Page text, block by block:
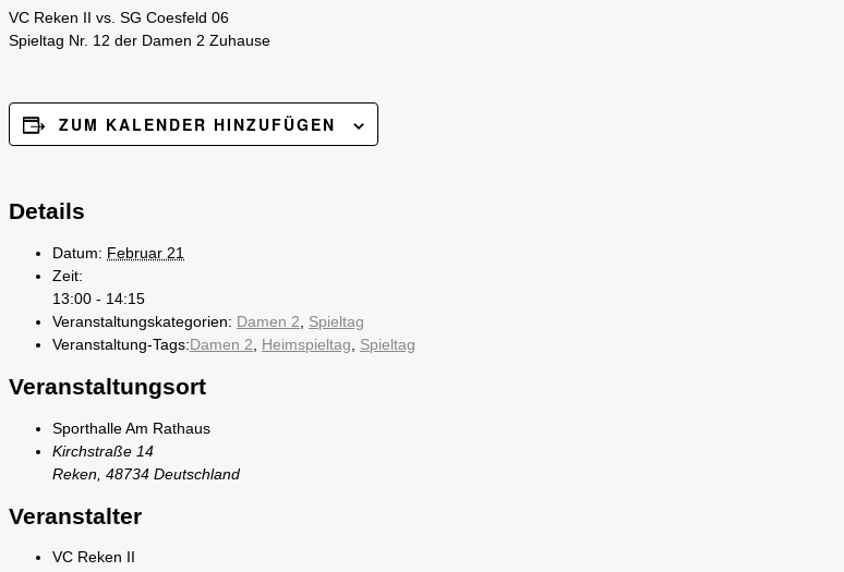
VC Reken II vs. SG Coesfeld 06
Spieltag Nr. 12 der Damen 2 Zuhause
ZUM KALENDER HINZUFÜGEN
Details
Datum: Februar 21
Zeit:
13:00 - 14:15
Veranstaltungskategorien: Damen 2
Spieltag
Veranstaltung-Tags:Damen 2 Heimspieltag Spieltag
Veranstaltungsort
Sporthalle Am Rathaus
Kirchstraße 14
Reken 48734 Deutschland
Veranstalter
VC Reken II